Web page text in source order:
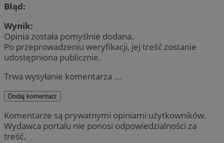
Błąd:
Wynik:
Opinia została pomyślnie dodana.
Po przeprowadzeniu weryfikacji, jej treść zostanie
udostępniona publicznie.
Trwa wysyłanie komentarza ...
Dodaj komentarz
Komentarze są prywatnymi opiniami użytkowników.
Wydawca portalu nie ponosi odpowiedzialności za
treść.